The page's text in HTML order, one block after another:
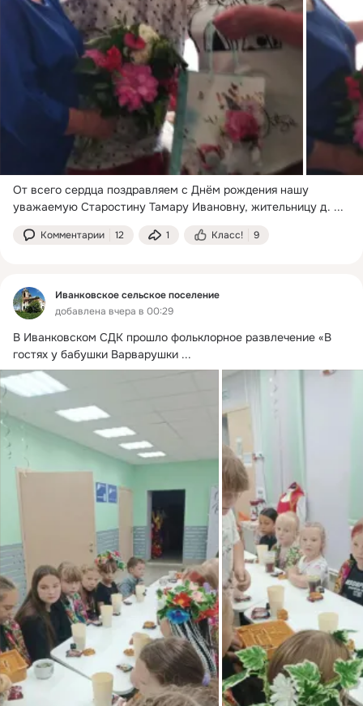
От всего сердца поздравляем с Днём рождения нашу
уважаемую Старостину Тамару Ивановну, жительницу д. ...
Комментарии 12 1 Класс! 9
Иванковское сельское поселение
добавлена вчера в 00:29
В Иванковском СДК прошло фольклорное развлечение «В
гостях у бабушки Варварушки ...